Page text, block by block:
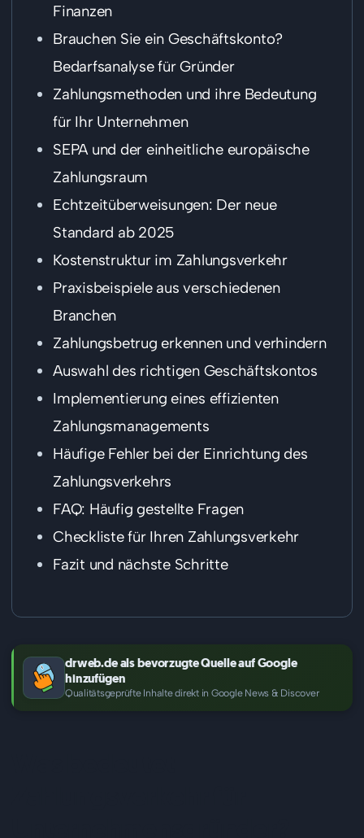
Finanzen
Brauchen Sie ein Geschäftskonto?
Bedarfsanalyse für Gründer
Zahlungsmethoden und ihre Bedeutung
für Ihr Unternehmen
SEPA und der einheitliche europäische
Zahlungsraum
Echtzeitüberweisungen: Der neue
Standard ab 2025
Kostenstruktur im Zahlungsverkehr
Praxisbeispiele aus verschiedenen
Branchen
Zahlungsbetrug erkennen und verhindern
Auswahl des richtigen Geschäftskontos
Implementierung eines effizienten
Zahlungsmanagements
Häufige Fehler bei der Einrichtung des
Zahlungsverkehrs
FAQ: Häufig gestellte Fragen
Checkliste für Ihren Zahlungsverkehr
Fazit und nächste Schritte
drweb.de als bevorzugte Quelle auf Google
hinzufügen
Qualitätsgeprüfte Inhalte direkt in Google News & Discover